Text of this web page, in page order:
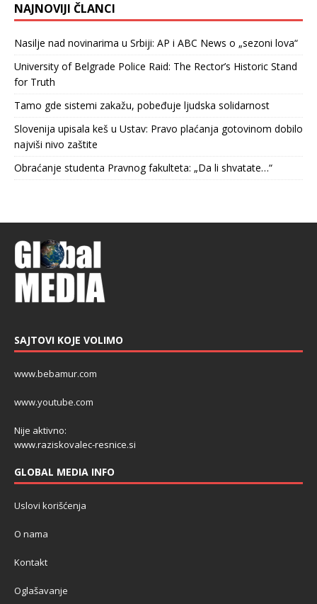
NAJNOVIJI ČLANCI
Nasilje nad novinarima u Srbiji: AP i ABC News o „sezoni lova“
University of Belgrade Police Raid: The Rector’s Historic Stand
for Truth
Tamo gde sistemi zakažu, pobeđuje ljudska solidarnost
Slovenija upisala keš u Ustav: Pravo plaćanja gotovinom dobilo
najviši nivo zaštite
Obraćanje studenta Pravnog fakulteta: „Da li shvatate…“
SAJTOVI KOJE VOLIMO
www.bebamur.com
www.youtube.com
Nije aktivno:
www.raziskovalec-resnice.si
GLOBAL MEDIA INFO
Uslovi korišćenja
O nama
Kontakt
Oglašavanje